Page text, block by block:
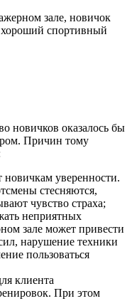
зале, новичок
хороший спортивный
новичков оказалось бы
Причин тому
новичкам уверенности.
стесняются,
чувство страха;
неприятных
зале может привести
нарушение техники
пользоваться
клиента
При этом